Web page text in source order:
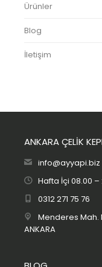
Ürünler
Blog
İletişim
ANKARA ÇELİK
info@ayyapi.biz
Hafta İçi 08.00 –
0312 271 75 76
Menderes Mah.
ANKARA